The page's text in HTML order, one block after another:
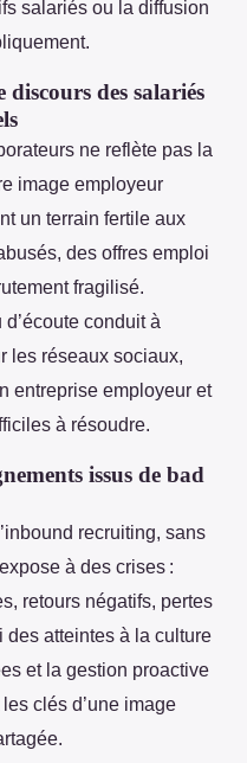
salariés ou la diffusion
discours des salariés
ne reflète pas la
image employeur
un terrain fertile aux
des offres emploi
fragilisé.
conduit à
les réseaux sociaux,
entreprise employeur et
à résoudre.
issus de bad
recruiting, sans
à des crises :
retours négatifs, pertes
atteintes à la culture
et la gestion proactive
clés d’une image